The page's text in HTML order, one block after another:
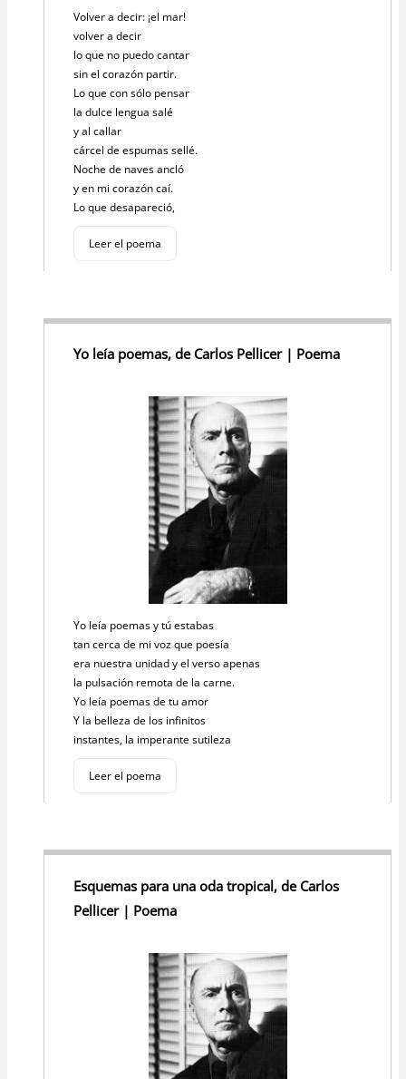
Volver a decir: ¡el mar!
volver a decir
lo que no puedo cantar
sin el corazón partir.
Lo que con sólo pensar
la dulce lengua salé
y al callar
cárcel de espumas sellé.
Noche de naves ancló
y en mi corazón caí.
Lo que desapareció,
Leer el poema
Yo leía poemas, de Carlos Pellicer | Poema
Yo leía poemas y tú estabas
tan cerca de mi voz que poesía
era nuestra unidad y el verso apenas
la pulsación remota de la carne.
Yo leía poemas de tu amor
Y la belleza de los infinitos
instantes, la imperante sutileza
Leer el poema
Esquemas para una oda tropical, de Carlos
Pellicer | Poema